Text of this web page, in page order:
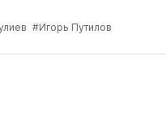
#Игорь Путилов